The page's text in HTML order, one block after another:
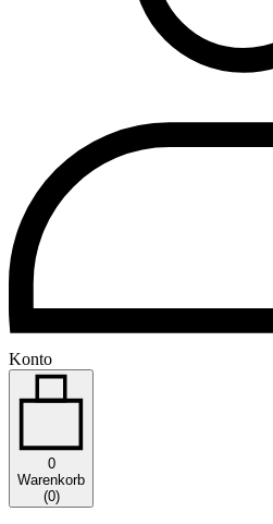
Konto
0
Warenkorb
(0)